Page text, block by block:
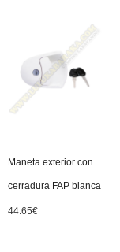
Maneta exterior con
cerradura FAP blanca
44.65€